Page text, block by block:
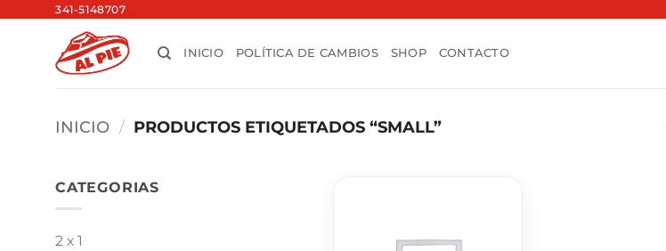
contenido
341-5148707
INICIO POLÍTICA DE CAMBIOS SHOP CONTACTO
INICIO / PRODUCTOS ETIQUETADOS “SMALL”
CATEGORIAS
2 x 1